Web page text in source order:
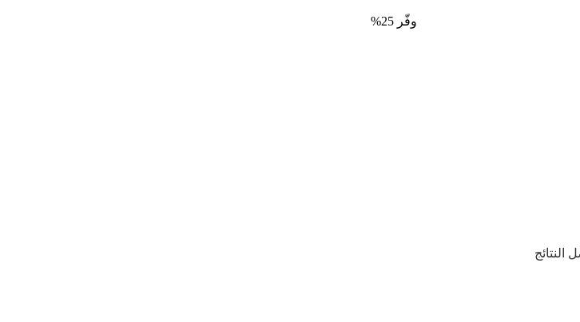
وفّر 25%